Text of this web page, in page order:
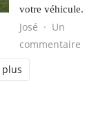
au Brésil :
votre véhicule.
José
Un
commentaire
plus